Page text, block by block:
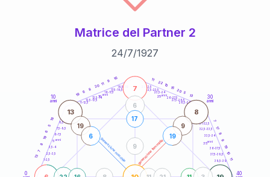
Matrice del Partner 2
24/7/1927
generazione maschile generazione femminile
0
10
anni
30
anni
40
1-2,5
2,5-3,5
3,5-4
6-7,5
7,5-8,5
8,5-9
11-12,5
12,5-13,5
13,5-14
16-17,5
17,5-18,5
18,5-19 21-22,5
22,5-23,5
23,5-24
26-27,5
27,5-28,5
28,5-29
31-32,5
32,5-33,5
33,5-34
36-37,5
37,5-38,5
38,5-39
13
7
8
19
6
5
18
19
6
8
20 11
9
16 11
22 10
15
20 5
13
7
17
8
9
19
10
11
7
13 8
6
17
9
19
6
9
19
5anni
15 anni 25anni
35anni